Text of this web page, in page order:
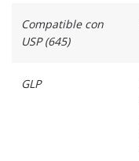
Compatible con
USP (645)
GLP